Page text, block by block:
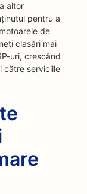
altor
pentru a
de
clasări mai
uri, crescând
către serviciile